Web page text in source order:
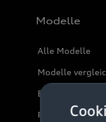
Modelle
Alle Modelle
Modelle
Elektromodelle
Plug-in-Hybride